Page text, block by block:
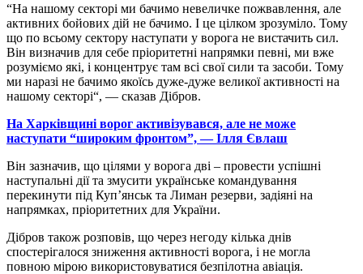
“На нашому секторі ми бачимо невеличке пожвавлення, але
активних бойових дій не бачимо. І це цілком зрозуміло. Тому
що по всьому сектору наступати у ворога не вистачить сил.
Він визначив для себе пріоритетні напрямки певні, ми вже
розуміємо які, і концентрує там всі свої сили та засоби. Тому
ми наразі не бачимо якоїсь дуже-дуже великої активності на
нашому секторі“, — сказав Дібров.
На Харківщині ворог активізувався, але не може
наступати “широким фронтом”, — Ілля Євлаш
Він зазначив, що цілями у ворога дві – провести успішні
наступальні дії та змусити українське командування
перекинути під Куп’янськ та Лиман резерви, задіяні на
напрямках, пріоритетних для України.
Дібров також розповів, що через негоду кілька днів
спостерігалося зниження активності ворога, і не могла
повною мірою використовуватися безпілотна авіація.